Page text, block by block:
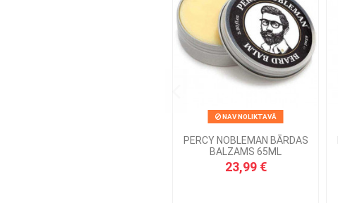
NAV NOLIKTAVĀ
PERCY NOBLEMAN BĀRDAS
BALZAMS 65ML
23,99 €